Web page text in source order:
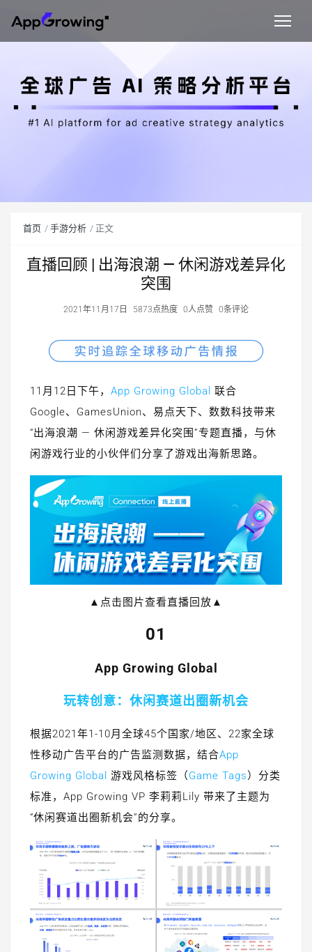
首页 手游分析 正文
直播回顾 | 出海浪潮 — 休闲游戏差异化
突围
2021年11月17日 5873点热度 0人点赞 0条评论
11月12日下午， App Growing Global
联合
Google、GamesUnion、易点天下、数数科技带来
“出海浪潮 — 休闲游戏差异化突围”专题直播，与休
闲游戏行业的小伙伴们分享了游戏出海新思路。
▲点击图片查看直播回放▲
01
App Growing Global
玩转创意：休闲赛道出圈新机会
根据2021年1-10月全球45个国家/地区、22家全球
性移动广告平台的广告监测数据，结合App
Growing Global
游戏风格标签（Game Tags）分类
标准，App Growing VP 李莉莉Lily 带来了主题为
“休闲赛道出圈新机会”的分享。